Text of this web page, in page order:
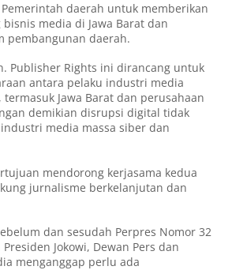
daerah untuk memberikan
media di Jawa Barat dan
pembangunan daerah.
Publisher Rights ini dirancang untuk
antara pelaku industri media
Jawa Barat dan perusahaan
demikian disrupsi digital tidak
media massa siber dan
mendorong kerjasama kedua
jurnalisme berkelanjutan dan
dan sesudah Perpres Nomor 32
Jokowi, Dewan Pers dan
menganggap perlu ada